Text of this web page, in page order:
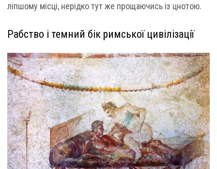
ліпшому місці, нерідко тут же прощаючись із цнотою.
Рабство і темний бік римської цивілізації